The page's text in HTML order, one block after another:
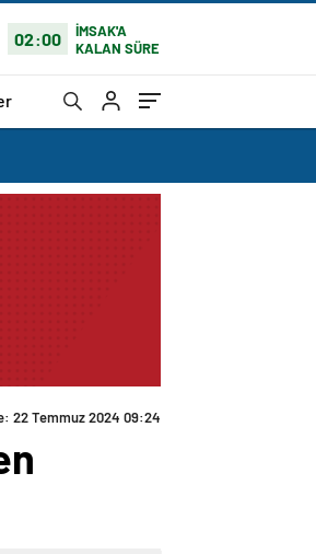
02:00
İMSAK'A
KALAN SÜRE
22 Temmuz 2024 09:24